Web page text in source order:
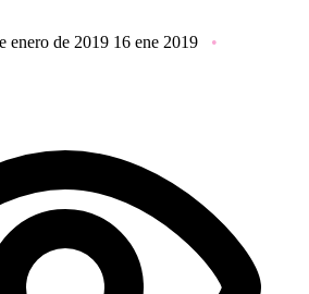
enero de 2019 16 ene 2019